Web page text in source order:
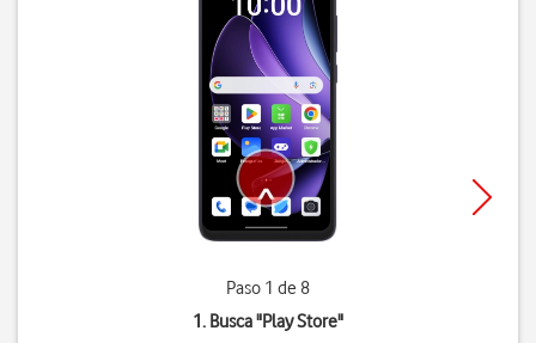
Paso 1 de 8
1. Busca "Play Store"